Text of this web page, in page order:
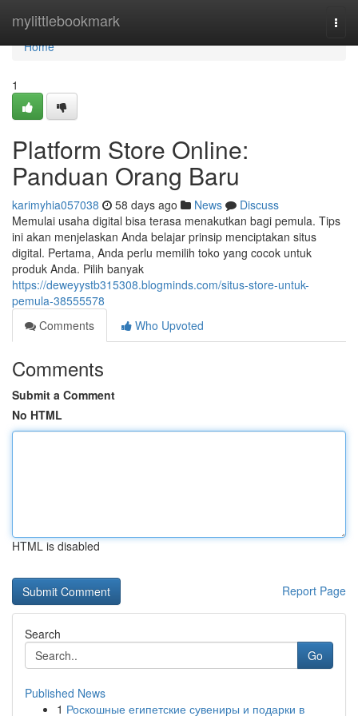
mylittlebookmark
Home
Home
1
Platform Store Online:
Panduan Orang Baru
karimyhia057038 58 days ago News
Discuss
Memulai usaha digital bisa terasa menakutkan bagi pemula. Tips
ini akan menjelaskan Anda belajar prinsip menciptakan situs
digital. Pertama, Anda perlu memilih toko yang cocok untuk
produk Anda. Pilih banyak
https://deweyystb315308.blogminds.com/situs-store-untuk-
pemula-38555578
Comments
Who Upvoted
Comments
Submit a Comment
No HTML
HTML is disabled
Report Page
Search
Go
Published News
1 Роскошные египетские сувениры и подарки в